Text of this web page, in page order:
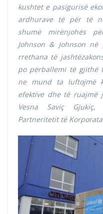
kushtet e pasigurisë
ardhurave të për të
shumë mirënjohës
Johnson & Johnson
rrethana të
po përballemi të gjithë
ne mund ta luftojmë
efektive dhe të ruajmë
Vesna Saviç
Partneritetit të